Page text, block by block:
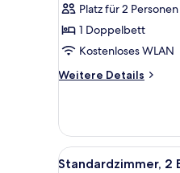
Doppelbett
anzeigen
Platz für 2 Personen
1 Doppelbett
Kostenloses WLAN
Weitere Details
Weitere
Doppelzimmer,
Doppelbett
Alle4
Standardzimmer, 2